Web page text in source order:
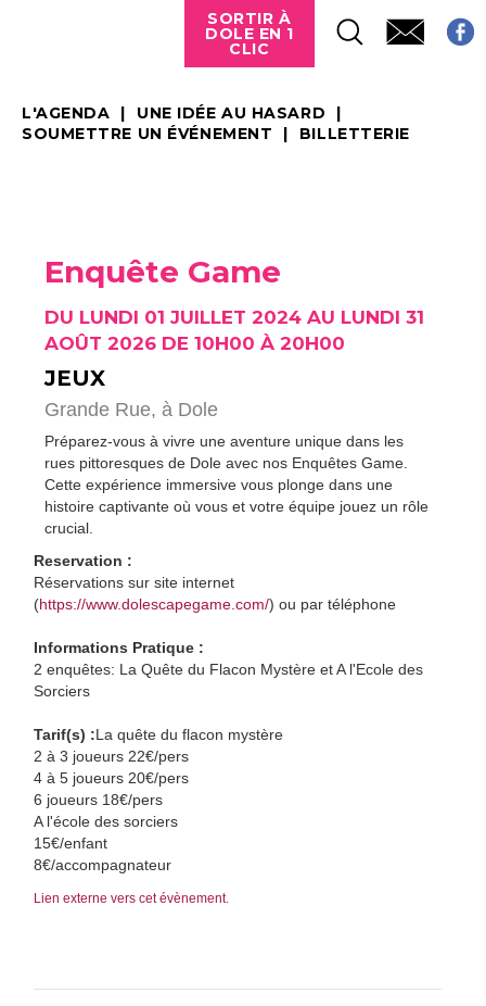
SORTIR À
DOLE EN 1
CLIC
L'AGENDA
UNE IDÉE AU HASARD
SOUMETTRE UN ÉVÉNEMENT
BILLETTERIE
Enquête Game
DU LUNDI 01 JUILLET 2024 AU LUNDI 31
AOÛT 2026 DE 10H00 À 20H00
JEUX
Grande Rue, à Dole
Préparez-vous à vivre une aventure unique dans les
rues pittoresques de Dole avec nos Enquêtes Game.
Cette expérience immersive vous plonge dans une
histoire captivante où vous et votre équipe jouez un rôle
crucial.
Reservation :
Réservations sur site internet
(https://www.dolescapegame.com/) ou par téléphone
Informations Pratique :
2 enquêtes: La Quête du Flacon Mystère et A l'Ecole des
Sorciers
Tarif(s) :La quête du flacon mystère
2 à 3 joueurs 22€/pers
4 à 5 joueurs 20€/pers
6 joueurs 18€/pers
A l'école des sorciers
15€/enfant
8€/accompagnateur
Lien externe vers cet évènement.